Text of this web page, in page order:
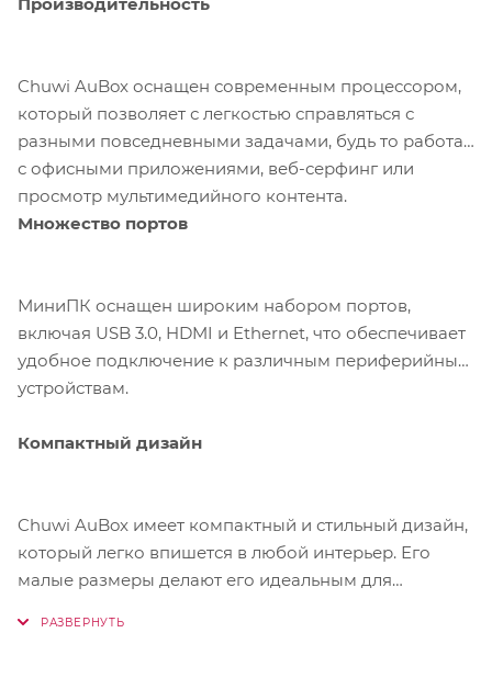
Chuwi AuBox оснащен современным процессором,
который позволяет с легкостью справляться с
разными повседневными задачами, будь то работа
с офисными приложениями, веб-серфинг или
просмотр мультимедийного контента.
Множество портов
МиниПК оснащен широким набором портов,
включая USB 3.0, HDMI и Ethernet, что обеспечивает
удобное подключение к различным периферийным
устройствам.
Компактный дизайн
Chuwi AuBox имеет компактный и стильный дизайн,
который легко впишется в любой интерьер. Его
малые размеры делают его идеальным для